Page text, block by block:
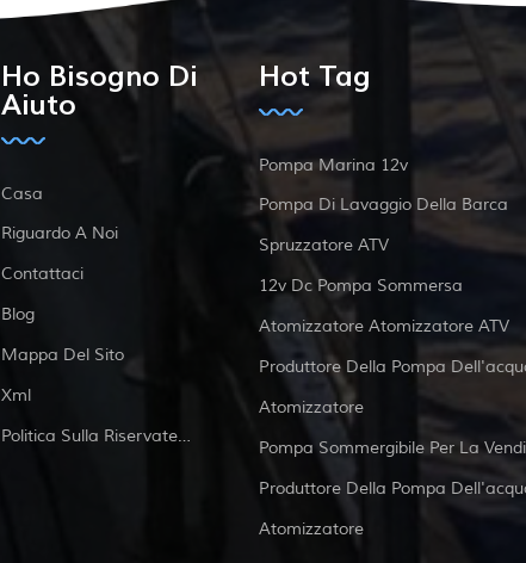
Ho Bisogno Di
Aiuto
Casa
Riguardo A Noi
Contattaci
Blog
Mappa Del Sito
Xml
Politica Sulla Riservatezza
Hot Tag
Pompa Marina 12v
Pompa Di Lavaggio Della Barca
Spruzzatore ATV
12v Dc Pompa Sommersa
Atomizzatore Atomizzatore ATV
Produttore Della Pompa
Atomizzatore
Pompa Sommergibile Per La
Produttore Della Pompa
Atomizzatore